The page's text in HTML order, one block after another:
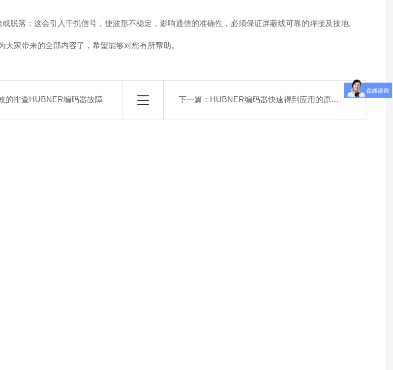
落：这会引入干扰信号，使波形不稳定，影响通信的准确性，必须保证屏蔽线可靠的焊接及接地。
家带来的全部内容了，希望能够对您有所帮助。
的排查HUBNER编码器故障 下一篇： HUBNER编码器快速得到应用的原因有以下几点